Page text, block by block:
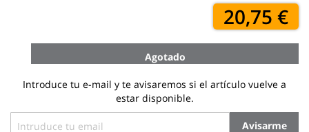
20,75 €
Agotado
Introduce tu e-mail y te avisaremos si el artículo vuelve a
estar disponible.
Avisarme